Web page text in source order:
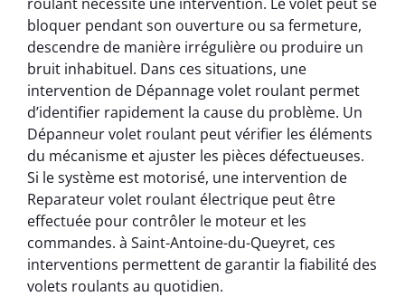
bloquer pendant son ouverture ou sa fermeture,
descendre de manière irrégulière ou produire un
bruit inhabituel. Dans ces situations, une
intervention de Dépannage volet roulant permet
d’identifier rapidement la cause du problème. Un
Dépanneur volet roulant peut vérifier les éléments
du mécanisme et ajuster les pièces défectueuses.
Si le système est motorisé, une intervention de
Reparateur volet roulant électrique peut être
effectuée pour contrôler le moteur et les
commandes. à Saint-Antoine-du-Queyret, ces
interventions permettent de garantir la fiabilité des
volets roulants au quotidien.